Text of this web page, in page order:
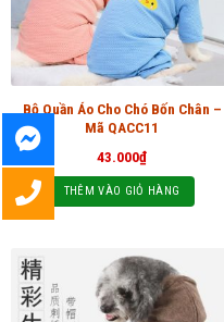
Bộ Quần Áo Cho Chó Bốn Chân –
Mã QACC11
43.000₫
THÊM VÀO GIỎ HÀNG